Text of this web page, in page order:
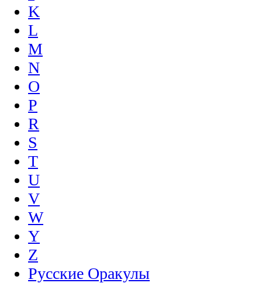
K
L
M
N
O
P
R
S
T
U
V
W
Y
Z
Русские Оракулы